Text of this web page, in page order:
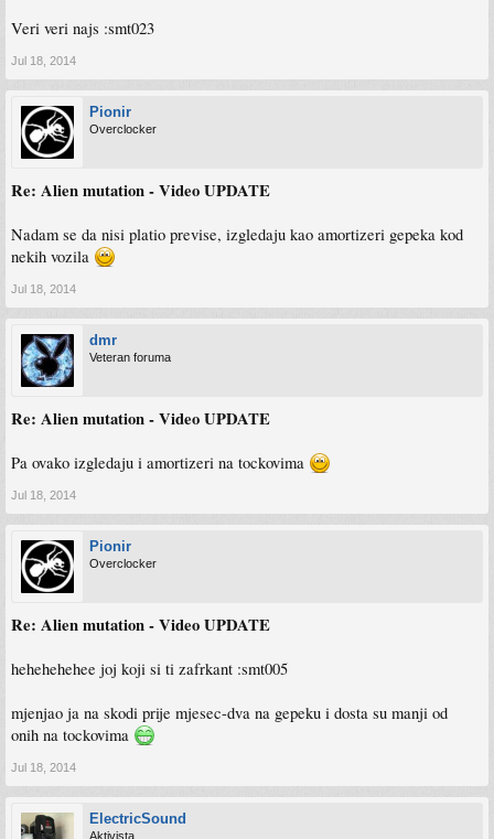
Veri veri najs :smt023
Jul 18, 2014
Pionir
Overclocker
Re: Alien mutation - Video UPDATE
Nadam se da nisi platio previse, izgledaju kao amortizeri gepeka kod
nekih vozila
Jul 18, 2014
dmr
Veteran foruma
Re: Alien mutation - Video UPDATE
Pa ovako izgledaju i amortizeri na tockovima
Jul 18, 2014
Pionir
Overclocker
Re: Alien mutation - Video UPDATE
hehehehehee joj koji si ti zafrkant :smt005
mjenjao ja na skodi prije mjesec-dva na gepeku i dosta su manji od
onih na tockovima
Jul 18, 2014
ElectricSound
Aktivista